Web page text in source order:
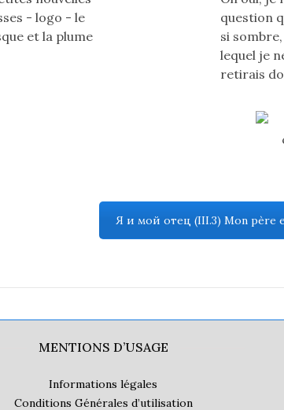
question
si
lequel je
retirais
Я и мой отец (III.3) Mon père
MENTIONS D’USAGE
Informations légales
Conditions Générales d’utilisation